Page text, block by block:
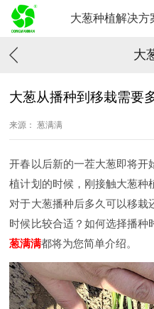
大葱种植解决方
大
大葱从播种到移栽需要
来源： 葱满满
开春以后新的一茬大葱即将开
植计划的时候，刚接触大葱种
对于大葱播种后多久可以移栽
时候比较合适？如何选择播种
葱满满都将为您简单介绍。